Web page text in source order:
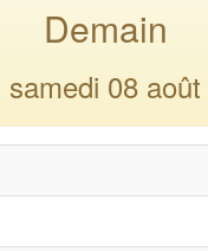
Demain
samedi 08 août